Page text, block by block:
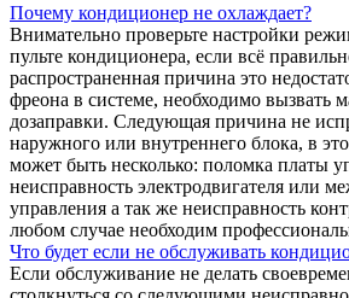
Почему кондиционер не охлаждает?
Внимательно проверьте настройки
пульте кондиционера, если всё
распространенная причина это
фреона в системе, необходимо вызвать
дозаправки. Следующая причина не
наружного или внутреннего блока, в
может быть несколько: поломка платы
неисправность электродвигателя или
управления а так же неисправность
любом случае необходим
Что будет если не обслуживать
Если обслуживание не делать